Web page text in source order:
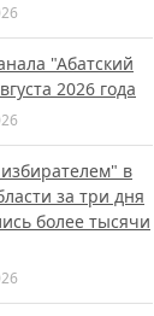
"Абатский
2026 года
в
за три дня
более тысячи